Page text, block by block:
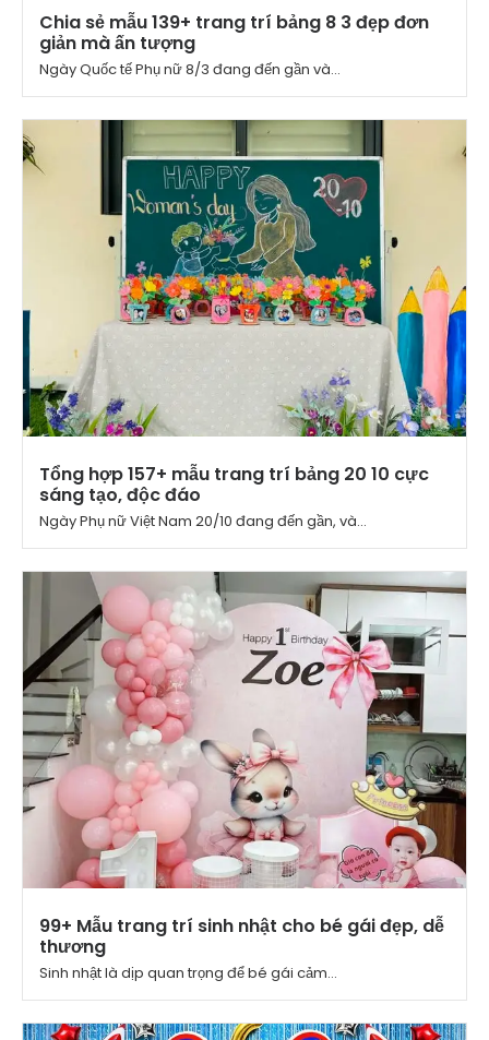
Chia sẻ mẫu 139+ trang trí bảng 8 3 đẹp đơn
giản mà ấn tượng
Ngày Quốc tế Phụ nữ 8/3 đang đến gần và...
Tổng hợp 157+ mẫu trang trí bảng 20 10 cực
sáng tạo, độc đáo
Ngày Phụ nữ Việt Nam 20/10 đang đến gần, và...
99+ Mẫu trang trí sinh nhật cho bé gái đẹp, dễ
thương
Sinh nhật là dịp quan trọng để bé gái cảm...